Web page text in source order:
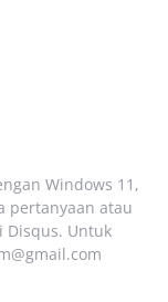
Windows 11,
pertanyaan atau
Disqus. Untuk